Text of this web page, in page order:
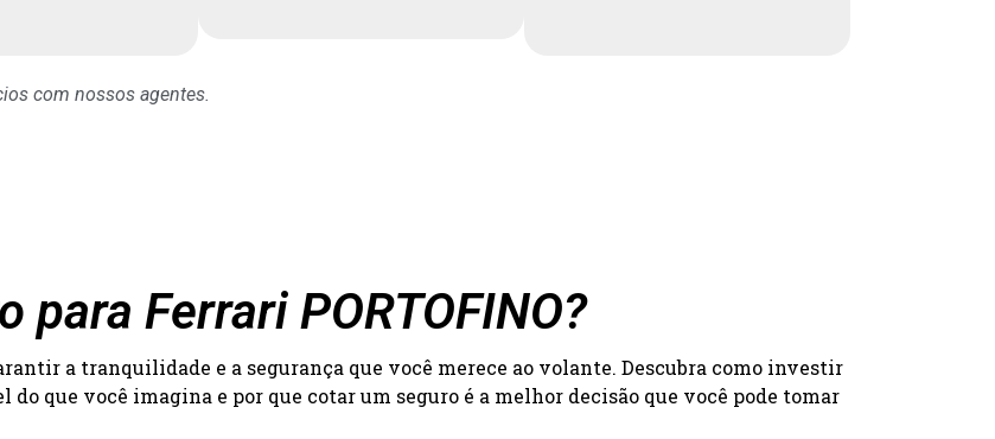
com nossos agentes.
para Ferrari PORTOFINO?
a tranquilidade e a segurança que você merece ao volante. Descubra como investir
do que você imagina e por que cotar um seguro é a melhor decisão que você pode tomar